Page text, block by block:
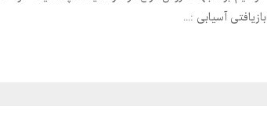
بازیافتی آسیابی :...